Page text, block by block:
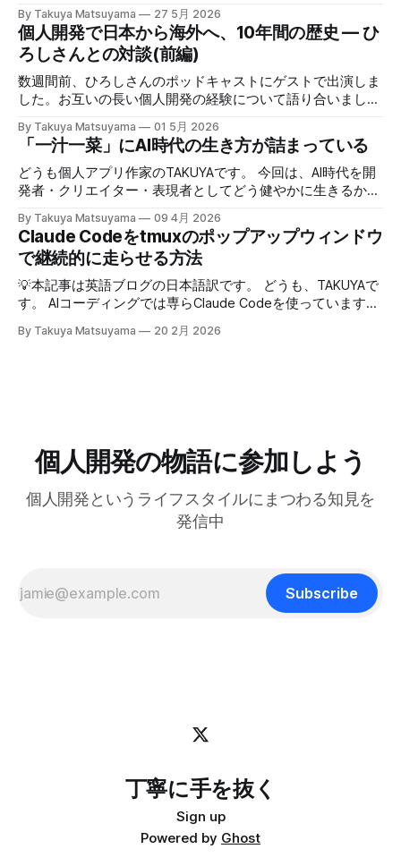
で癖になっている批判的思考を完全オフにし、相槌に全神経
を注ぐ、というものだ。「へぇ」「うん」「うーん」「なる
ほど〜」と、相手の話にどんなバリエーションで返そうかと
いう所に集中する。騙されたと思って試してみて欲しいんだ
が、このお陰で相手の話がよく理解できて、自然なフォロー
アップの質問やリアクションが浮かぶようになる。こちらか
ら頑張って面白い話をひねり出す必要が無いので、気が楽に
なった。話の結論も何もいらなくて、「そうなんですね」
「いいですね」「ほんじゃお疲れ様です〜」みたいな感じで
締めくくる。反応に困ったらとりあえず「いいですね」まじ
で便利！男相手の会話でも有効。インタビューにも応用が利
きそうだ。 天気が悪くてだるいので、やる気が出るまで部
屋でレシートの撮影などの単純作業をして過ごした。レシー
トを撮ったら事務代行さんに投げる。そのうちAIに代替させ
ーラムをチェックしたら、
By Takuya Matsuyama 27 5月 2026
個人開発で日本から海外へ、10年間の歴史 — ひ
ろしさんとの対談(前編)
数週間前、ひろしさんのポッドキャストにゲストで出演しま
した。お互いの長い個人開発の経験について語り合いまし
き起こしが出来たので、こちらに掲載します。お楽しみくだ
さい。 ※ギアアイコンをクリックして、音声と字幕を日本語
に変更できます。 00:00 イントロ:TAKUYAさんようこそ
01:32 TAKUYAさんの自己紹介:WalknoteからInkdropまで
がフリーランス案件につながった 09:17 Inkdropで食えるよ
うになるまで 12:15 なぜ最初から海外市場を狙ったのか
14:54 AI登場前、英語コピーに苦戦した話 16:18 AIバイブコ
ーディング時代をどう見ているか 17:24 全てのコードを一行
ずつレビューする使い方 21:06 AIは新幹線:速さの先にあるも
の 25:53 AI時代に「感性」が大事になる 27:
By Takuya Matsuyama 01 5月 2026
「一汁一菜」にAI時代の生き方が詰まっている
どうも個人アプリ作家のTAKUYAです。 今回は、AI時代を開
発者・クリエイター・表現者としてどう健やかに生きるか、
の「健やかに生きる」とは、心身の健康を保ちながら、もの
づくりを楽しみ続けるという意味です。 読者の中にも、最
近のAIの急速な進化の中でどう生き残り、さらに活躍してい
くかを悩んでいる方は多いのではないでしょうか。正直、す
べてに対する正解はわかりません。未来を正確に予測できる
人はいないからです。 でも自分は、ソフトウェア寄りのア
ーティストとして生きる上で大事なのは、「戦略」や「堀
菜でよいという提案」 を読んで、日々のリズムを健やかに
保つためのヒントがたくさん詰まっていると感じまし
By Takuya Matsuyama 09 4月 2026
Claude Codeをtmuxのポップアップウィンドウ
で継続的に走らせる方法
💡本記事は英語ブログの日本語訳です。 どうも、TAKUYAで
す。 AIコーディングでは専らClaude Codeを使っています。
いたのですが、幅が狭すぎてメッセージやdiffがまともに表
す。 この記事では、それを実現するためのtmuxの設定方法
を紹介します。 動画で見る(英語): ポップアップウィンドウ
ドを使うとポップアップウィンドウを表示でき、ちょっとし
たツールにすぐアクセスするのに便利です。 僕はlazygitで
By Takuya Matsuyama 20 2月 2026
個人開発の物語に参加しよう
個人開発というライフスタイルにまつわる知見を
発信中
Subscribe
丁寧に手を抜く
Sign up
Powered by Ghost